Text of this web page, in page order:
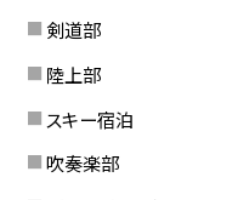
剣道部
陸上部
スキー宿泊
吹奏楽部